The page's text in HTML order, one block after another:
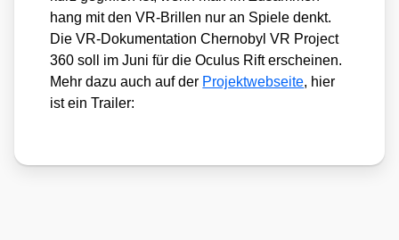
hang mit den VR-Bril­len nur an Spie­le denkt.
Die VR-Doku­men­ta­ti­onCher­no­byl VR Pro­ject
360 soll im Juni für die Ocu­lus Rift erschei­nen.
Mehr dazu auch auf der Pro­jekt­web­sei­te, hier
ist ein Trai­ler: